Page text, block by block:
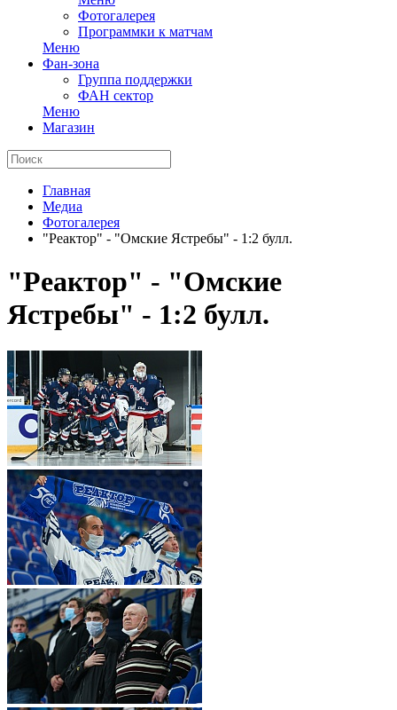
Фотогалерея
Программки к матчам
Меню
Фан-зона
Группа поддержки
ФАН сектор
Меню
Магазин
Главная
Медиа
Фотогалерея
"Реактор" - "Омские Ястребы" - 1:2 булл.
"Реактор" - "Омские
Ястребы" - 1:2 булл.